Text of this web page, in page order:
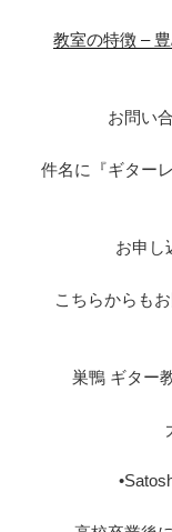
教室の特徴 –
お問い
件名に『ギター
お申し
こちらからも
巣鴨 ギター